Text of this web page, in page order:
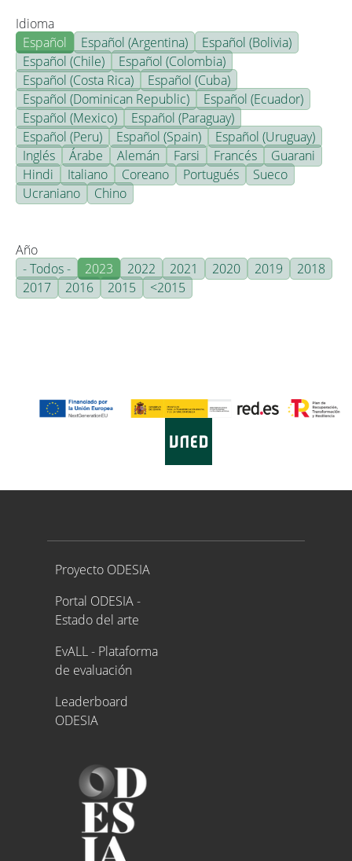
Idioma
Español
Español (Argentina)
Español (Bolivia)
Español (Chile)
Español (Colombia)
Español (Costa Rica)
Español (Cuba)
Español (Dominican Republic)
Español (Ecuador)
Español (Mexico)
Español (Paraguay)
Español (Peru)
Español (Spain)
Español (Uruguay)
Inglés
Árabe Alemán Farsi Francés
Guarani
Hindi
Italiano Coreano Portugués
Sueco
Ucraniano
Chino
Año
- Todos -
2023 2022 2021 2020 2019
2018
2017
2016 2015 <2015
Proyecto ODESIA
Proyecto ODESIA
Portal ODESIA -
Estado del arte
EvALL - Plataforma
de evaluación
Leaderboard
ODESIA